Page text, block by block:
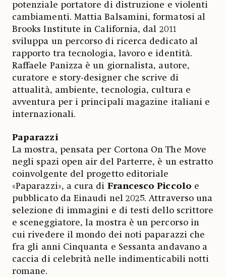
potenziale portatore di distruzione e violenti
cambiamenti. Mattia Balsamini, formatosi al
Brooks Institute in California, dal 2011
sviluppa un percorso di ricerca dedicato al
rapporto tra tecnologia, lavoro e identità.
Raffaele Panizza è un giornalista, autore,
curatore e story-designer che scrive di
attualità, ambiente, tecnologia, cultura e
avventura per i principali magazine italiani e
internazionali.
Paparazzi
La mostra, pensata per Cortona On The Move
negli spazi open air del Parterre, è un estratto
coinvolgente del progetto editoriale
«Paparazzi», a cura di Francesco Piccolo e
pubblicato da Einaudi nel 2025. Attraverso una
selezione di immagini e di testi dello scrittore
e sceneggiatore, la mostra è un percorso in
cui rivedere il mondo dei noti paparazzi che
fra gli anni Cinquanta e Sessanta andavano a
caccia di celebrità nelle indimenticabili notti
romane.